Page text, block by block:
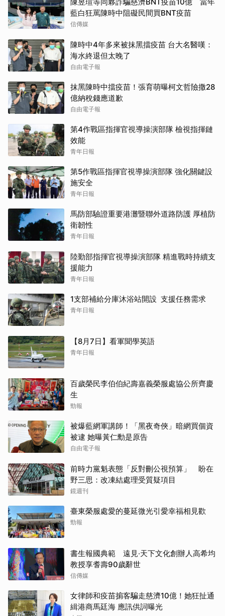
藍白狂罵陳時中阻礙民間買BNT疫苗
信傳媒
陳時中4年多來被抹黑擋疫苗 台大名醫嘆：
海水終退但太晚了
自由電子報
抹黑陳時中擋疫苗！張育萌曝柯文哲險撒28
億納稅錢應道歉
自由電子報
第4作戰區指揮官視導操演部隊 檢視指揮鏈
效能
青年日報
第5作戰區指揮官視導操演部隊 強化關鍵設
施安全
青年日報
馬防部驗證重要港灘暨聯外道路防護 厚植防
衛韌性
青年日報
陸勤部指揮官視導操演部隊 精進戰時持續支
援能力
青年日報
1支部補給分庫沐浴站開設 支援任務需求
青年日報
【8月7日】看軍聞學英語
青年日報
百歲榮民李伯伯紀壽嘉義榮服處協公所齊慶
生
勁報
被爆藍網軍講師！「黑夜奇俠」暗網買個資
被逮 她曝黃仁勳是原告
自由電子報
前時力黨魁表態「反對刪公視預算」 盼在
野三思：改凍結處理受質疑項目
鏡週刊
臺東榮服處愛的蔓延微光引愛幸福相見歡
勁報
書生報國典範 遠見‧天下文化創辦人高希均
教授享耆壽90歲辭世
信傳媒
女律師和疫苗掮客騙走慈濟10億！她狂扯通
緝港商馬廷海 應訊供詞曝光